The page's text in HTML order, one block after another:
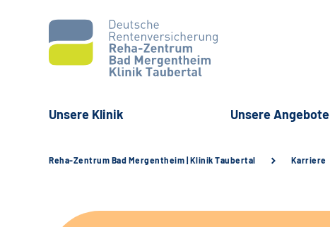
Unsere Klinik Unsere Angebote
Reha-Zentrum Bad Mergentheim | Klinik Taubertal Karriere